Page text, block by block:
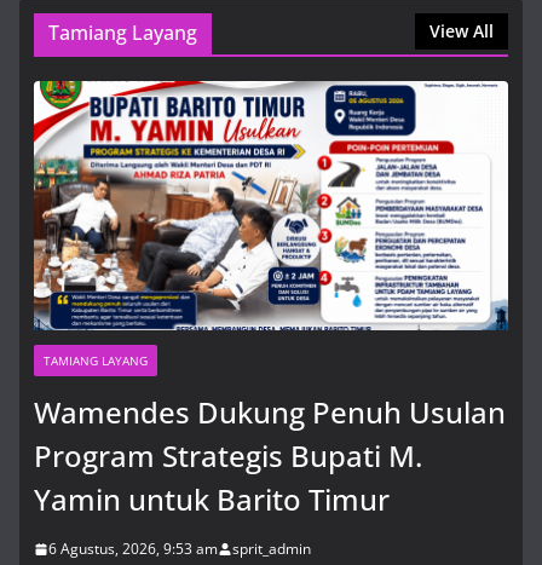
Usulan Program Strategis Bupati
M. Yamin untuk Barito Timur
6 Agustus, 2026, 9:53 am
Tamiang Layang View All
TAMIANG LAYANG
Wamendes Dukung Penuh Usulan
Program Strategis Bupati M.
Yamin untuk Barito Timur
6 Agustus, 2026, 9:53 am sprit_admin